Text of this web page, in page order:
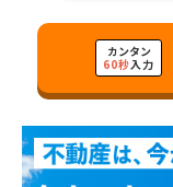
カンタン
60秒入力